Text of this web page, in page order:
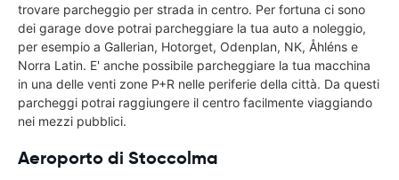
trovare parcheggio per strada in centro. Per fortuna ci sono
dei garage dove potrai parcheggiare la tua auto a noleggio,
per esempio a Gallerian, Hotorget, Odenplan, NK, Åhléns e
Norra Latin. E' anche possibile parcheggiare la tua macchina
in una delle venti zone P+R nelle periferie della città. Da questi
parcheggi potrai raggiungere il centro facilmente viaggiando
nei mezzi pubblici.
Aeroporto di Stoccolma